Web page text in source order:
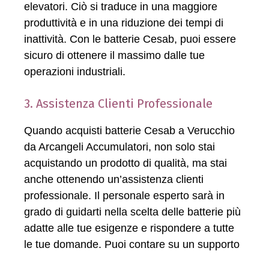
elevatori. Ciò si traduce in una maggiore
produttività e in una riduzione dei tempi di
inattività. Con le batterie Cesab, puoi essere
sicuro di ottenere il massimo dalle tue
operazioni industriali.
3. Assistenza Clienti Professionale
Quando acquisti batterie Cesab a Verucchio
da Arcangeli Accumulatori, non solo stai
acquistando un prodotto di qualità, ma stai
anche ottenendo un’assistenza clienti
professionale. Il personale esperto sarà in
grado di guidarti nella scelta delle batterie più
adatte alle tue esigenze e rispondere a tutte
le tue domande. Puoi contare su un supporto